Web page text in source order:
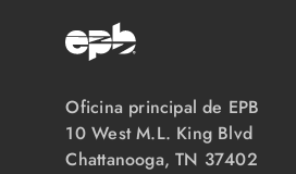
Oficina principal de EPB
10 West M.L. King Blvd
Chattanooga, TN 37402